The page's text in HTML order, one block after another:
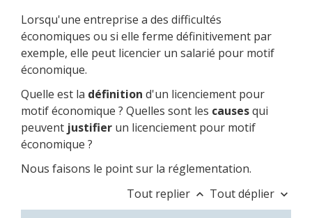
Lorsqu'une entreprise a des difficultés
économiques ou si elle ferme définitivement par
exemple, elle peut licencier un salarié pour motif
économique.
Quelle est la définition d'un licenciement pour
motif économique ? Quelles sont les causesqui
peuvent justifier un licenciement pour motif
économique ?
Nous faisons le point sur la réglementation.
Tout replier keyboard_arrow_up Tout déplier keyboard_arrow_down